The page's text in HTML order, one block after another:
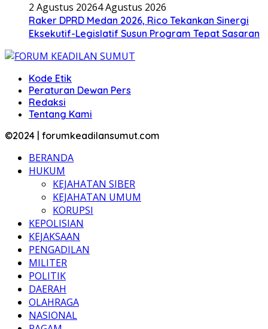
2 Agustus 20264 Agustus 2026
Raker DPRD Medan 2026, Rico Tekankan Sinergi
Eksekutif-Legislatif Susun Program Tepat Sasaran
Kode Etik
Peraturan Dewan Pers
Redaksi
Tentang Kami
©2024 | forumkeadilansumut.com
BERANDA
HUKUM
KEJAHATAN SIBER
KEJAHATAN UMUM
KORUPSI
KEPOLISIAN
KEJAKSAAN
PENGADILAN
MILITER
POLITIK
DAERAH
OLAHRAGA
NASIONAL